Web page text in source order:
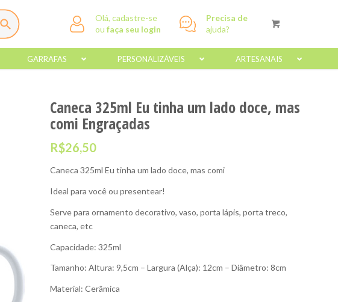
Olá, cadastre-se
oufaça seu login
Precisa de
ajuda?
GARRAFAS PERSONALIZÁVEIS ARTESANAIS
Caneca 325ml Eu tinha um lado doce, mas
comi Engraçadas
R$26,50
Caneca 325ml Eu tinha um lado doce, mas comi
Ideal para você ou presentear!
Serve para ornamento decorativo, vaso, porta lápis, porta treco,
caneca, etc
Capacidade: 325ml
Tamanho: Altura: 9,5cm – Largura (Alça): 12cm – Diâmetro: 8cm
Material: Cerâmica